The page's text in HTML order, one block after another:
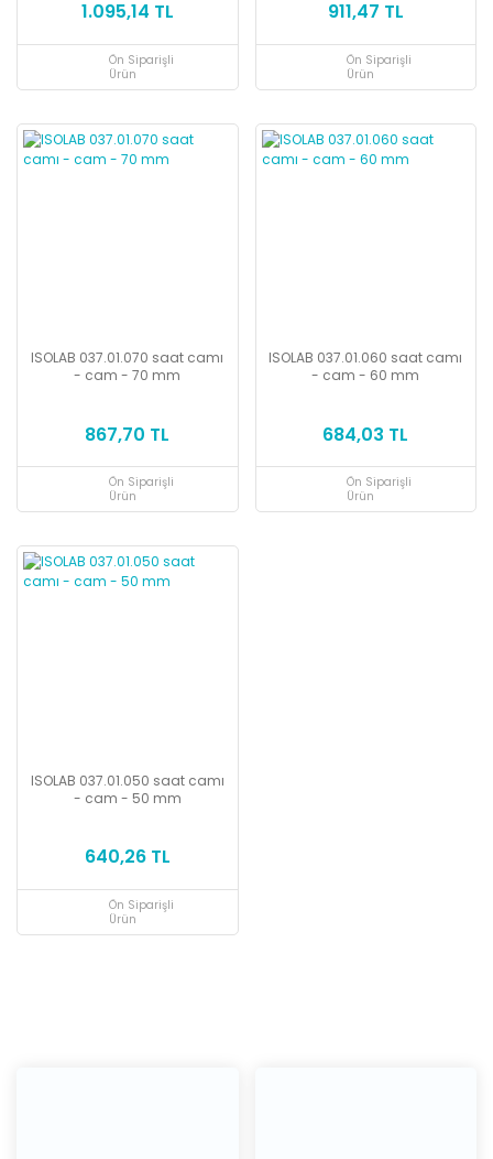
1.095,14 TL
Ön Siparişli
Ürün
911,47 TL
Ön Siparişli
Ürün
ISOLAB 037.01.070 saat camı
- cam - 70 mm
867,70 TL
Ön Siparişli
Ürün
ISOLAB 037.01.060 saat camı
- cam - 60 mm
684,03 TL
Ön Siparişli
Ürün
ISOLAB 037.01.050 saat camı
- cam - 50 mm
640,26 TL
Ön Siparişli
Ürün